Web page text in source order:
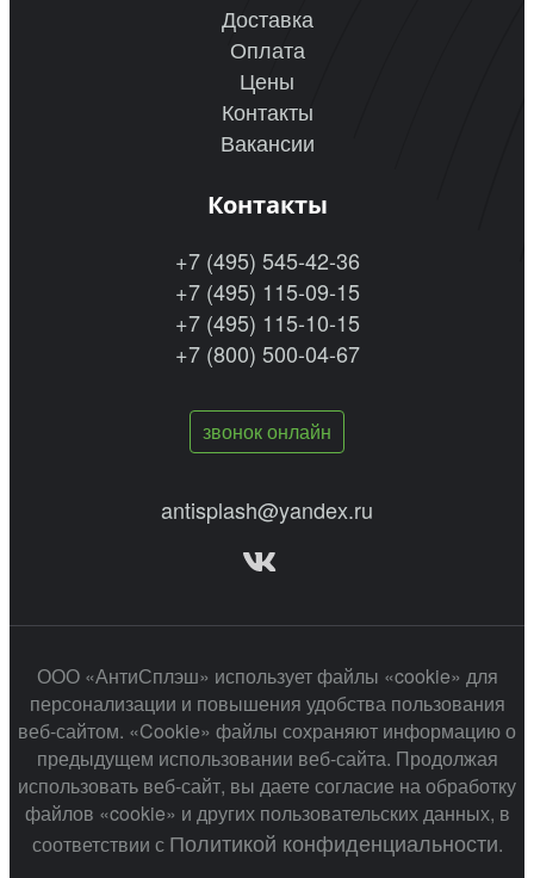
Доставка
Оплата
Цены
Контакты
Вакансии
Контакты
+7 (495) 545-42-36
+7 (495) 115-09-15
+7 (495) 115-10-15
+7 (800) 500-04-67
звонок онлайн
antisplash@yandex.ru
ООО «АнтиСплэш» использует файлы «cookie» для
персонализации и повышения удобства пользования
веб-сайтом. «Cookie» файлы сохраняют информацию о
предыдущем использовании веб-сайта. Продолжая
использовать веб-сайт, вы даете согласие на обработку
файлов «cookie» и других пользовательских данных, в
соответствии с Политикой конфиденциальности.